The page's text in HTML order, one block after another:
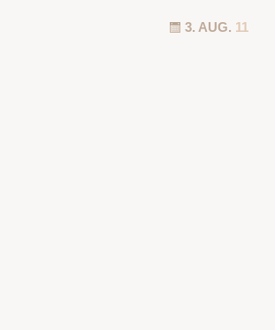
3. AUG. 11